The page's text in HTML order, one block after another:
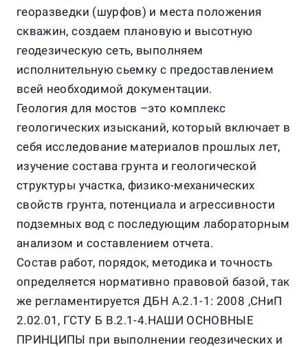
георазведки (шурфов) и места положения
скважин, создаем плановую и высотную
геодезическую сеть, выполняем
исполнительную сьемку с предоставлением
всей необходимой документации.
Геология для мостов –это комплекс
геологических изысканий, который включает в
себя исследование материалов прошлых лет,
изучение состава грунта и геологической
структуры участка, физико-механических
свойств грунта, потенциала и агрессивности
подземных вод с последующим лабораторным
анализом и составлением отчета.
Состав работ, порядок, методика и точность
определяется нормативно правовой базой, так
же регламентируется ДБН А.2.1-1: 2008 ,СНиП
2.02.01, ГСТУ Б В.2.1-4.НАШИ ОСНОВНЫЕ
ПРИНЦИПЫ при выполнении геодезических и